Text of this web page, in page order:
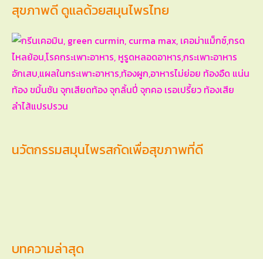
สุขภาพดี ดูแลด้วยสมุนไพรไทย
นวัตกรรมสมุนไพรสกัดเพื่อสุขภาพที่ดี
บทความล่าสุด